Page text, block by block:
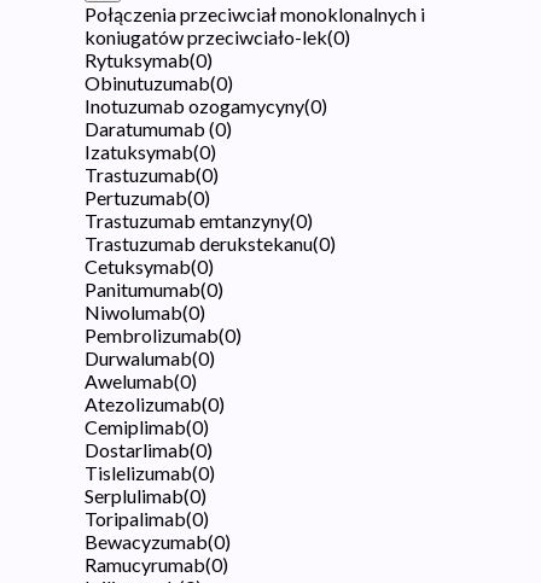
Połączenia przeciwciał monoklonalnych i
koniugatów przeciwciało-lek(0)
Rytuksymab(0)
Obinutuzumab(0)
Inotuzumab ozogamycyny(0)
Daratumumab (0)
Izatuksymab(0)
Trastuzumab(0)
Pertuzumab(0)
Trastuzumab emtanzyny(0)
Trastuzumab derukstekanu(0)
Cetuksymab(0)
Panitumumab(0)
Niwolumab(0)
Pembrolizumab(0)
Durwalumab(0)
Awelumab(0)
Atezolizumab(0)
Cemiplimab(0)
Dostarlimab(0)
Tislelizumab(0)
Serplulimab(0)
Toripalimab(0)
Bewacyzumab(0)
Ramucyrumab(0)